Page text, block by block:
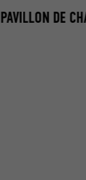
PAVILLON DE